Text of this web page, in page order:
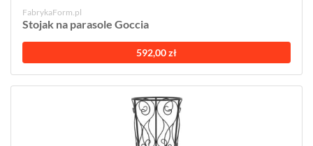
FabrykaForm.pl
Stojak na parasole Goccia
592,00 zł